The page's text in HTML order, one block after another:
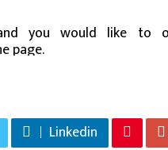
you would like to
page.
Linkedin